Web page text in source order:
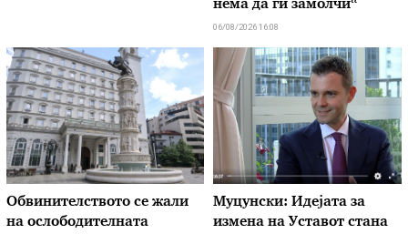
нема да ги замолчи“
06/08/2026 16:08
Обвинителството се жали
на ослободителната
Муцунски: Идејата за
измена на Уставот стана